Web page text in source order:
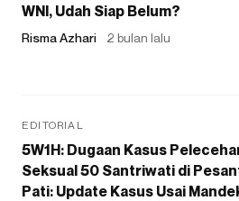
WNI, Udah Siap Belum?
Risma Azhari 2 bulan lalu
EDITORIAL
5W1H: Dugaan Kasus
Seksual 50 Santriwati di
Pati: Update Kasus Usai